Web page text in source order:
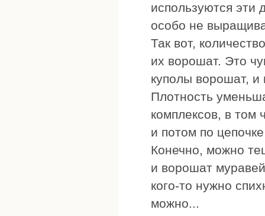
используются эти
особо не
Так вот,
их ворошат. Это
куполы ворошат,
Плотность
комплексов, в том
и потом по
Конечно, можно
и ворошат
кого-то нужно
можно...